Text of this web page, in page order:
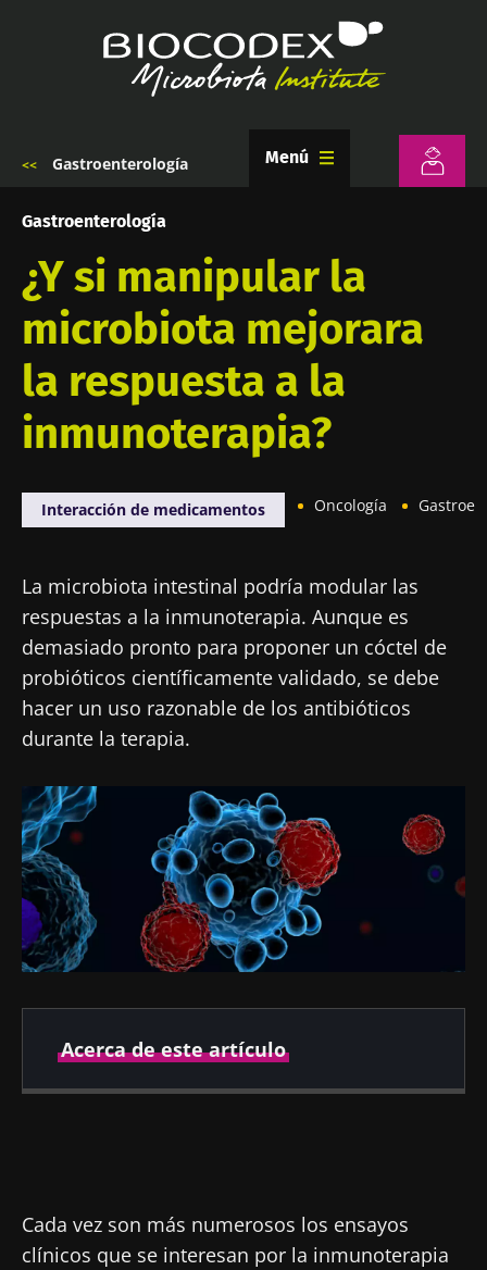
de
la
navegación
Gastroenterología Menú
Gastroenterología
¿Y si manipular la
microbiota mejorara
la respuesta a la
inmunoterapia?
Interacción de medicamentos Oncología
La microbiota intestinal podría modular las
respuestas a la inmunoterapia. Aunque es
demasiado pronto para proponer un cóctel de
probióticos científicamente validado, se debe
hacer un uso razonable de los antibióticos
durante la terapia.
Acerca de este artículo
Cada vez son más numerosos los ensayos
clínicos que se interesan por la inmunoterapia